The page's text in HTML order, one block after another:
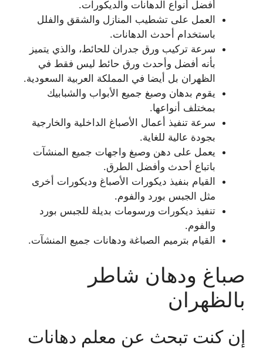
أفضل أنواع الدهانات والديكورات.
العمل على تشطيب المنازل والشقق والفلل
باستخدام أحدث الدهانات.
سرعة تركيب ورق جدران للحائط، والذي يتميز
بأنه أفضل وأحدث ورق حائط ليس فقط في
الظهران بل أيضا في المملكة العربية السعودية.
يقوم بدهان وصبغ جميع الأبواب والشبابيك
بمختلف أنواعها.
سرعة تنفيذ أعمال الأصباغ الداخلية والخارجية
بجودة عالية للغاية.
يعمل على دهن وصبغ واجهات جميع المنشآت
باتباع أحدث وأفضل الطرق.
القيام بنفيذ ديكورات الأصباغ وديكورات أخرى
مثل الجبس بورد والفوم.
تنفيذ ديكورات ورسومات بديلة للجبس بورد
والفوم.
القيام بترميم الصباغة ودهانات جميع المنشآت.
صباغ ودهان شاطر
بالظهران
إن كنت تبحث عن معلم دهانات